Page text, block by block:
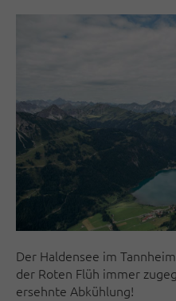
Der Haldensee im
der Roten Flüh immer
ersehnte Abkühlung!